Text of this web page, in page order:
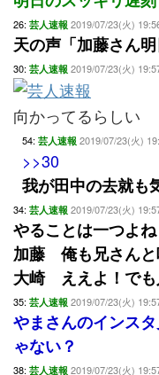
26: 芸人速報 2019/07/23(火)
天の声「加藤さん
30: 芸人速報 2019/07/23(火)
向かってるらしい
54: 芸人速報 2019/07/23(火)
>>30
我が田中の去就も
34: 芸人速報 2019/07/23(火)
やることは一つよね
加藤 俺も兄さんと
大崎 ええよ！でも
35: 芸人速報 2019/07/23(火)
やまさんのインス
ゃない？
38: 芸人速報 2019/07/23(火)